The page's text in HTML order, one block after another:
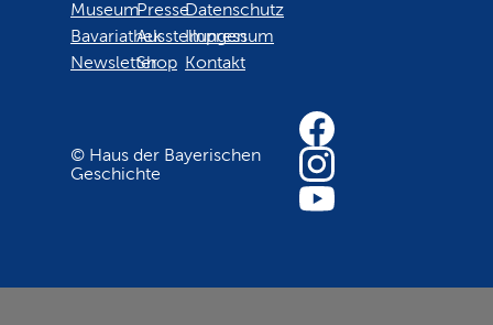
Museum
Bavariathek
Newsletter
Presse
Ausstellungen
Shop
Datenschutz
Impressum
Kontakt
© Haus der Bayerischen
Geschichte